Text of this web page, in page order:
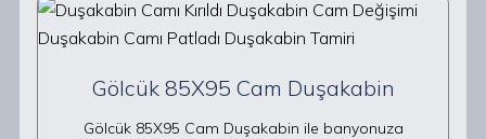
Gölcük 85X95 Cam Duşakabin
Gölcük 85X95 Cam Duşakabin ile banyonuza